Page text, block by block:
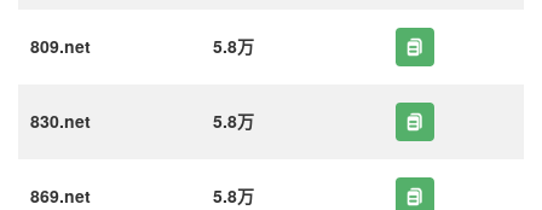
809.net 5.8万
830.net 5.8万
869.net 5.8万